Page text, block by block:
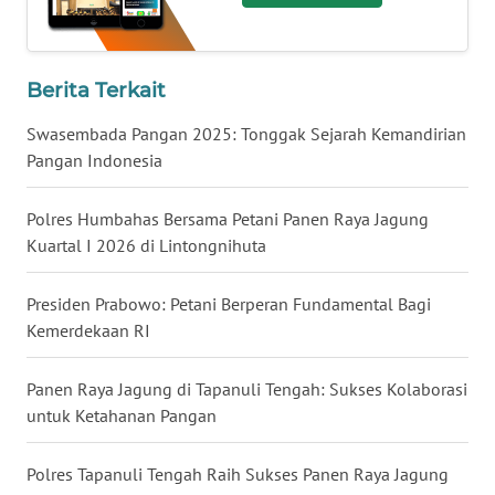
Berita Terkait
Swasembada Pangan 2025: Tonggak Sejarah Kemandirian
Pangan Indonesia
Polres Humbahas Bersama Petani Panen Raya Jagung
Kuartal I 2026 di Lintongnihuta
Presiden Prabowo: Petani Berperan Fundamental Bagi
Kemerdekaan RI
Panen Raya Jagung di Tapanuli Tengah: Sukses Kolaborasi
untuk Ketahanan Pangan
Polres Tapanuli Tengah Raih Sukses Panen Raya Jagung
WN
JATENG
NUSANTARA
WN
JOGJA
WN
JATIM
WN